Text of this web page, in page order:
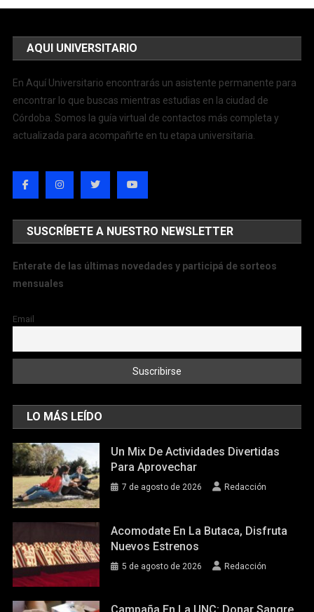
AQUI UNIVERSITARIO
En Aquí Universitario encontrarás un asistente permanente para
encontrar lo que buscas mientras estudias en la ciudad de
Córdoba. Somos la guía virtual de contactos más completa y
actualizada para acompañrte en tu etapa universitaria.
SUSCRÍBETE A NUESTRO NEWSLETTER
Enterate de las últimas novedades y participá de sorteos
mensuales
Email
LO MÁS LEÍDO
Un Mix De Actividades Divertidas
Para Aprovechar
7 de agosto de 2026 Redacción
Acomodate En La Butaca, Disfruta
Nuevos Estrenos
5 de agosto de 2026 Redacción